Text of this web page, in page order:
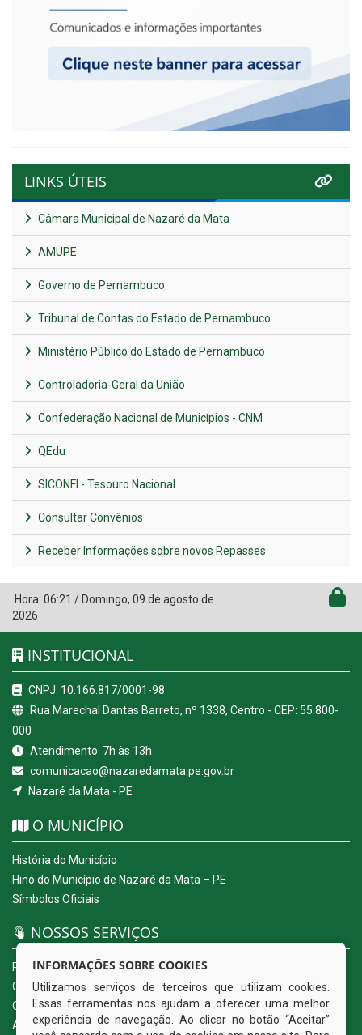
LINKS ÚTEIS
Câmara Municipal de Nazaré da Mata
AMUPE
Governo de Pernambuco
Tribunal de Contas do Estado de Pernambuco
Ministério Público do Estado de Pernambuco
Controladoria-Geral da União
Confederação Nacional de Municípios - CNM
QEdu
SICONFI - Tesouro Nacional
Consultar Convênios
Receber Informações sobre novos Repasses
Hora: 06:21 / Domingo, 09 de agosto de
2026
INSTITUCIONAL
CNPJ: 10.166.817/0001-98
Rua Marechal Dantas Barreto, nº 1338, Centro - CEP: 55.800-
000
Atendimento: 7h às 13h
comunicacao@nazaredamata.pe.gov.br
Nazaré da Mata - PE
O MUNICÍPIO
História do Município
Hino do Município de Nazaré da Mata – PE
Símbolos Oficiais
NOSSOS SERVIÇOS
Portal da Transparência
Carta de Serviços ao Usuário
Ouvidoria Eletrônica
Acesso a Informação (eSIC)
INFORMAÇÕES SOBRE COOKIES
Utilizamos serviços de terceiros que utilizam cookies.
Essas ferramentas nos ajudam a oferecer uma melhor
experiência de navegação. Ao clicar no botão “Aceitar”